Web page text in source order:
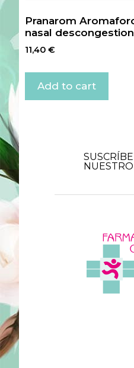
Pranarom
nasal
11,40 €
Add to cart